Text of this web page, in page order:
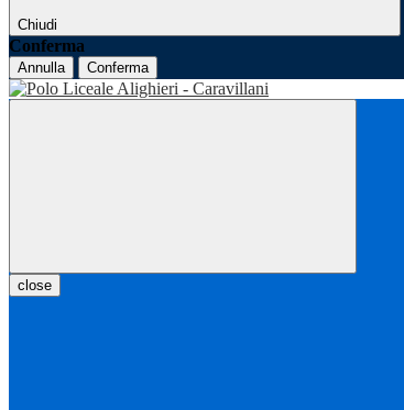
Chiudi
Conferma
Annulla Conferma
close